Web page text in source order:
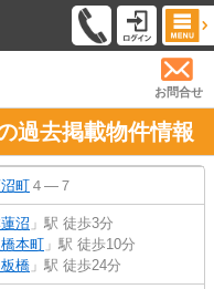
お問合せ
過去掲載物件情報
町 ４―７
沼 」駅 徒歩3分
本町 」駅 徒歩10分
橋 」駅 徒歩24分